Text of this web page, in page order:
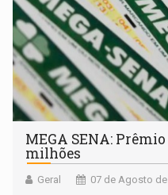
MEGA SENA:
milhões
Geral 07 de Agosto